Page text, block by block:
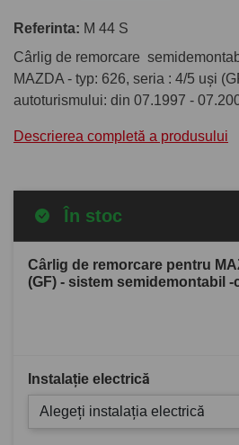
Referinta: M 44 S
Cârlig de remorcare
MAZDA - typ: 626, seria : 4/5 uşi
autoturismului: din 07.1997 -
Descrierea completă a produsului
În stoc
Cârlig de remorcare pentru
(GF) - sistem semidemontabil
Instalație electrică
Alegeți instalația electrică